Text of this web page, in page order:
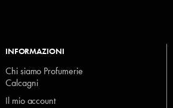
INFORMAZIONI
Chi siamo Profumerie
Calcagni
Il mio account